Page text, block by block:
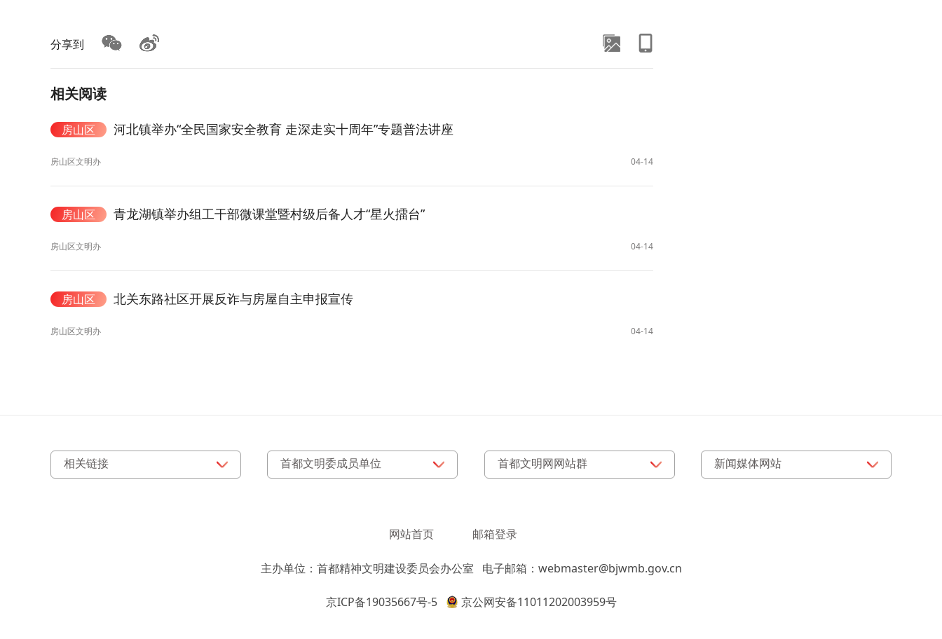
分享到
相关阅读
房山区 河北镇举办“全民国家安全教育 走深走实十周年”专题普法讲座
房山区文明办 04-14
房山区 青龙湖镇举办组工干部微课堂暨村级后备人才“星火擂台”
房山区文明办 04-14
房山区 北关东路社区开展反诈与房屋自主申报宣传
房山区文明办 04-14
网站首页 邮箱登录
主办单位：首都精神文明建设委员会办公室 电子邮箱：webmaster@bjwmb.gov.cn
京ICP备19035667号-5 京公网安备11011202003959号